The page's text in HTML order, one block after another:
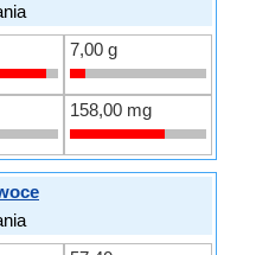
7,00 g
158,00 mg